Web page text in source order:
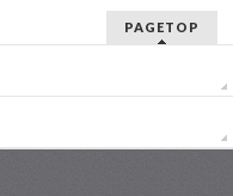
PAGETOP